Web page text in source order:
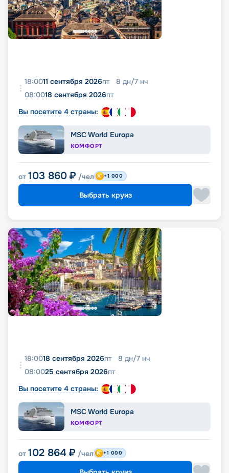
18:0011 сентября 2026пт 8 дн/7 нч
08:0018 сентября 2026пт
Вы посетите 4 страны:
MSC World Europa
КОМФОРТ
от 103 860 ₽ /чел +1 000
Выбрать круиз
18:0018 сентября 2026пт 8 дн/7 нч
08:0025 сентября 2026пт
Вы посетите 4 страны:
MSC World Europa
КОМФОРТ
от 102 864 ₽ /чел +1 000